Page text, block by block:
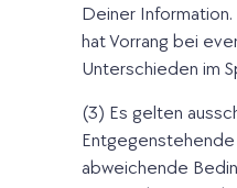
Deiner
hat Vorrang bei
Unterschieden im
(3) Es gelten
abweichende